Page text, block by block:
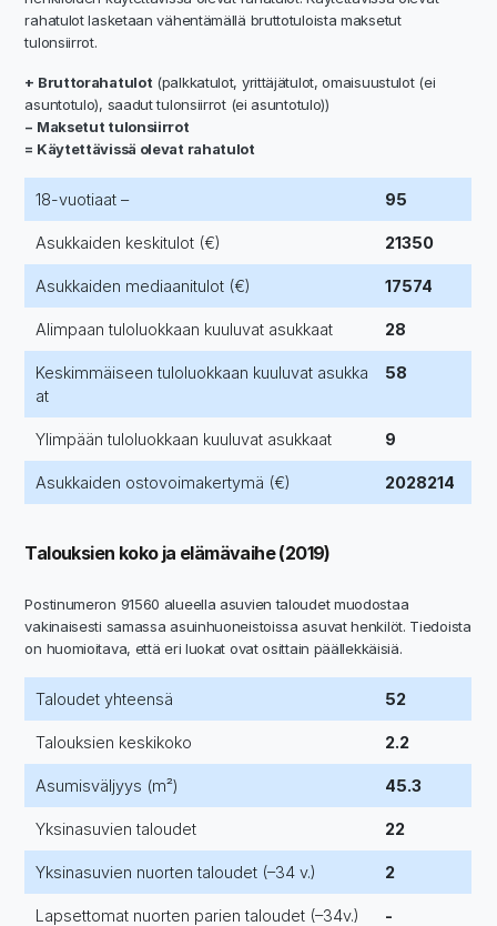
rahatulot lasketaan vähentämällä bruttotuloista maksetut
tulonsiirrot.
+ Bruttorahatulot (palkkatulot, yrittäjätulot, omaisuustulot (ei
asuntotulo), saadut tulonsiirrot (ei asuntotulo))
− Maksetut tulonsiirrot
= Käytettävissä olevat rahatulot
18-vuotiaat – 95
Asukkaiden keskitulot (€) 21350
Asukkaiden mediaanitulot (€) 17574
Alimpaan tuloluokkaan kuuluvat asukkaat 28
Keskimmäiseen tuloluokkaan kuuluvat asukka
at
58
Ylimpään tuloluokkaan kuuluvat asukkaat 9
Asukkaiden ostovoimakertymä (€) 2028214
Talouksien koko ja elämävaihe (2019)
Postinumeron 91560 alueella asuvien taloudet muodostaa
vakinaisesti samassa asuinhuoneistoissa asuvat henkilöt. Tiedoista
on huomioitava, että eri luokat ovat osittain päällekkäisiä.
Taloudet yhteensä 52
Talouksien keskikoko 2.2
Asumisväljyys (m²) 45.3
Yksinasuvien taloudet 22
Yksinasuvien nuorten taloudet (–34 v.) 2
Lapsettomat nuorten parien taloudet (–34v.) -